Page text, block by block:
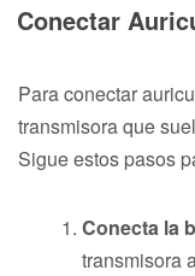
Conectar
Para conectar
transmisora que
Sigue estos pasos
Conecta la
transmisora